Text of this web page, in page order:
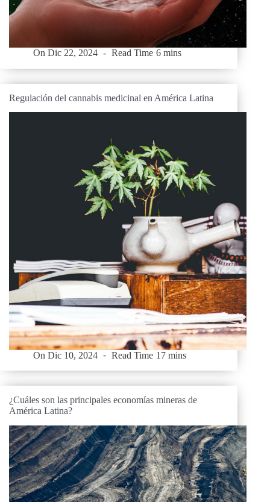
On Dic 22, 2024 Read Time 6 mins
Regulación del cannabis medicinal en América Latina
On Dic 10, 2024 Read Time 17 mins
¿Cuáles son las principales economías mineras de
América Latina?